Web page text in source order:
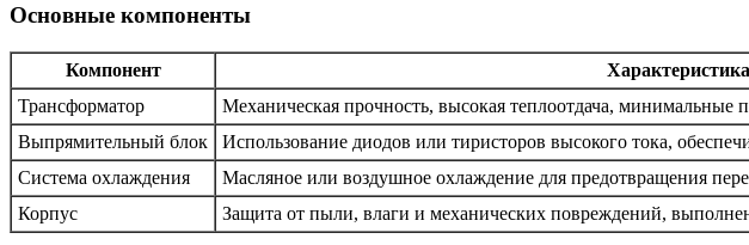
Основные компоненты
Компонент
Характеристика
Трансформатор
Механическая прочность, высокая теплоотдача, минимальные
Выпрямительный блок
Использование диодов или тиристоров высокого тока,
Система охлаждения
Масляное или воздушное охлаждение для предотвращения
Корпус
Защита от пыли, влаги и механических повреждений,